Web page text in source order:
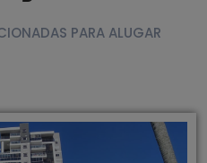
PARA ALUGAR